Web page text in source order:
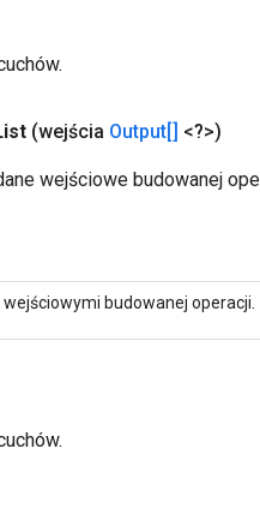
(wejścia Output[] <?>)
wejściowe budowanej
budowanej operacji.